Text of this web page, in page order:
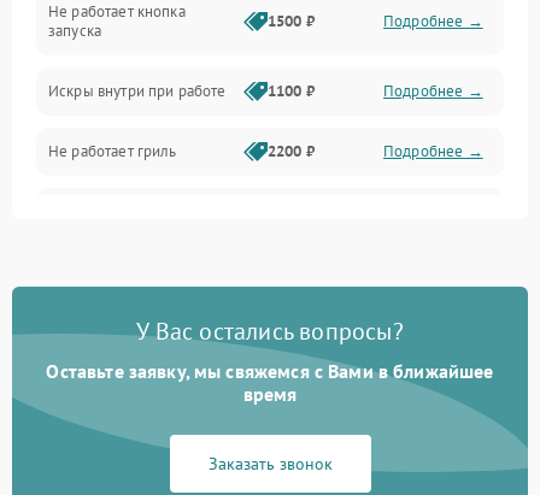
Нагрев и приготовление
Программное обеспечение
Не работает кнопка
запуска
1500 ₽ Подробнее →
Искры внутри при работе 1100 ₽ Подробнее →
Не работает гриль 2200 ₽ Подробнее →
Появление запаха гари 2400 ₽ Подробнее →
Проблемы с вентилятором 2000 ₽
Поломка системы
охлаждения
Подробнее →
У Вас остались вопросы?
Оставьте заявку, мы свяжемся с Вами в ближайшее
время
Заказать звонок